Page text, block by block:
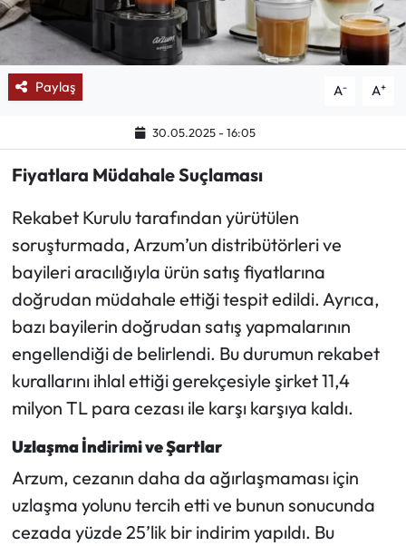
Paylaş A- A+
30.05.2025 - 16:05
Fiyatlara Müdahale Suçlaması
Rekabet Kurulu tarafından yürütülen
soruşturmada, Arzum’un distribütörleri ve
bayileri aracılığıyla ürün satış fiyatlarına
doğrudan müdahale ettiği tespit edildi. Ayrıca,
bazı bayilerin doğrudan satış yapmalarının
engellendiği de belirlendi. Bu durumun rekabet
kurallarını ihlal ettiği gerekçesiyle şirket 11,4
milyon TL para cezası ile karşı karşıya kaldı.
Uzlaşma İndirimi ve Şartlar
Arzum, cezanın daha da ağırlaşmaması için
uzlaşma yolunu tercih etti ve bunun sonucunda
cezada yüzde 25’lik bir indirim yapıldı. Bu
Karikatür Galeri
BIK
Spor Yazıları
Mektup Galeri
Ekonomi
Sağlık
Turizm
Teknoloji